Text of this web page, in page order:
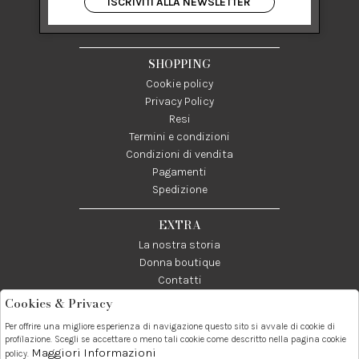
84122 Salerno Italia
P IVA 03024950655
SHOPPING
Cookie policy
Privacy Policy
Resi
Termini e condizioni
Condizioni di vendita
Pagamenti
Spedizione
EXTRA
La nostra storia
Donna boutique
Contatti
Telefono:
089237858
Whatsapp:
3338855601
Contatti:
info@donna1981.it
Cookies & Privacy
Per offrire una migliore esperienza di navigazione questo sito si avvale di cookie di
profilazione. Scegli se accettare o meno tali cookie come descritto nella pagina cookie
policy. Maggiori Informazioni